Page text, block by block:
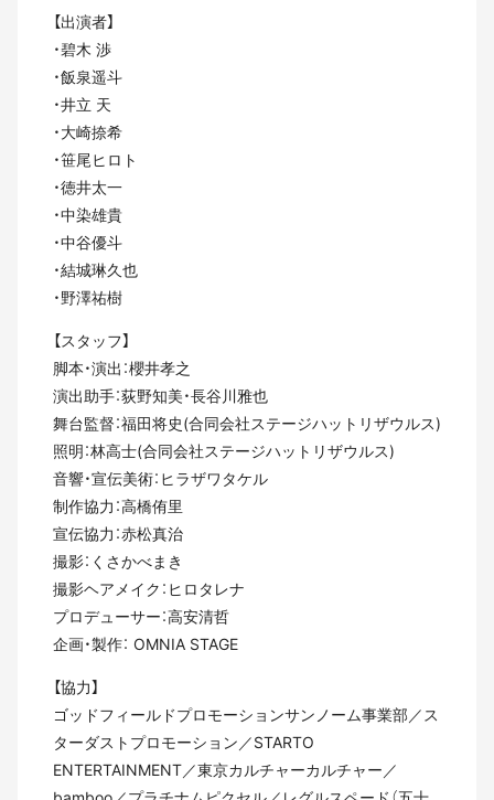
【出演者】
・碧木 渉
・飯泉遥斗
・井立 天
・大崎捺希
・笹尾ヒロト
・徳井太一
・中染雄貴
・中⾕優⽃
・結城琳久也
・野澤祐樹
【スタッフ】
脚本・演出：櫻井孝之
演出助手：荻野知美・長谷川雅也
舞台監督：福田将史(合同会社ステージハットリザウルス)
照明：林高士(合同会社ステージハットリザウルス)
音響・宣伝美術：ヒラザワタケル
制作協力：高橋侑里
宣伝協力：赤松真治
撮影：くさかべまき
撮影ヘアメイク：ヒロタレナ
プロデューサー：高安清哲
企画・製作： OMNIA STAGE
【協力】
ゴッドフィールドプロモーションサンノーム事業部／ス
ターダストプロモーション／STARTO
ENTERTAINMENT／東京カルチャーカルチャー／